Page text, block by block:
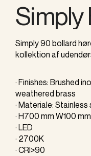
Simply
Simply 90 bollard
kollektion af
· Finishes: Brushed
weathered brass
· Materiale:
· H700 mm W100
· LED
· 2700K
· CRI>90